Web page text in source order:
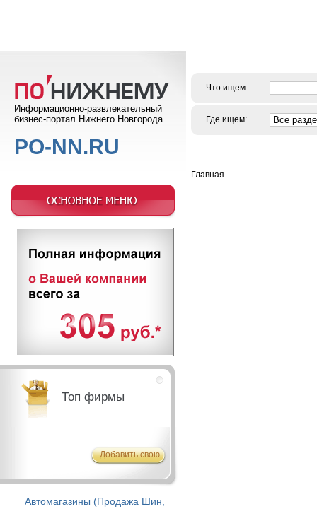
Что ищем:
Где ищем:
Главная
Информационно-развлекательный
бизнес-портал Нижнего Новгорода
PO-NN.RU
Топ фирмы
Добавить свою
Автомагазины (Продажа Шин,